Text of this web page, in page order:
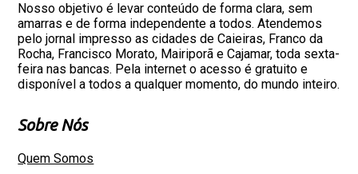
Nosso objetivo é levar conteúdo de forma clara, sem
amarras e de forma independente a todos. Atendemos
pelo jornal impresso as cidades de Caieiras, Franco da
Rocha, Francisco Morato, Mairiporã e Cajamar, toda sexta-
feira nas bancas. Pela internet o acesso é gratuito e
disponível a todos a qualquer momento, do mundo inteiro.
Sobre Nós
Quem Somos